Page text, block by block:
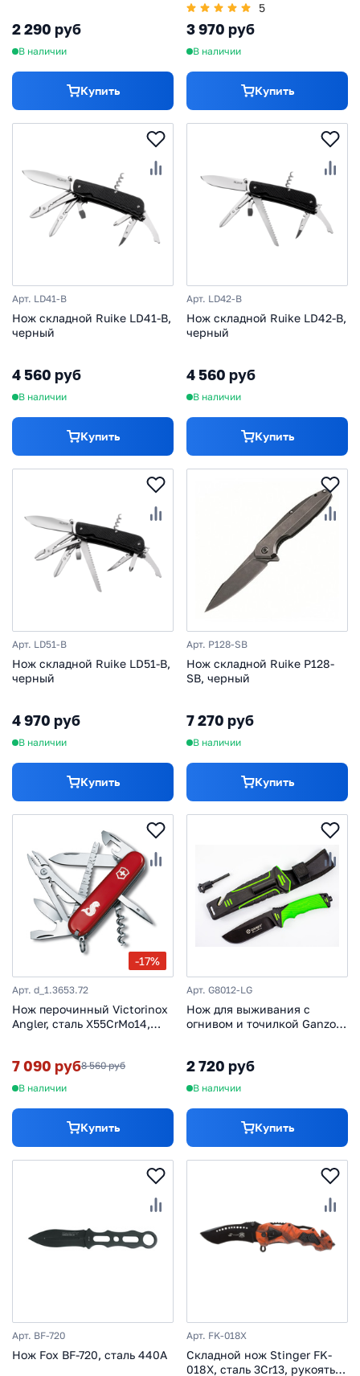
2 290 руб
В наличии
Купить
5
3 970 руб
В наличии
Купить
Арт. LD41-B
Нож складной Ruike LD41-B,
черный
4 560 руб
В наличии
Купить
Арт. LD42-B
Нож складной Ruike LD42-B,
черный
4 560 руб
В наличии
Купить
Арт. LD51-B
Нож складной Ruike LD51-B,
черный
4 970 руб
В наличии
Купить
Арт. P128-SB
Нож складной Ruike P128-
SB, черный
7 270 руб
В наличии
Купить
-17%
Арт. d_1.3653.72
Нож перочинный Victorinox
Angler, сталь X55CrMo14,
7 090 руб8 560 руб
В наличии
Купить
Арт. G8012-LG
Нож для выживания с
огнивом и точилкой Ganzo
2 720 руб
В наличии
Купить
Арт. BF-720
Нож Fox BF-720, сталь 440A
Арт. FK-018X
Складной нож Stinger FK-
018X, сталь 3Cr13, рукоять